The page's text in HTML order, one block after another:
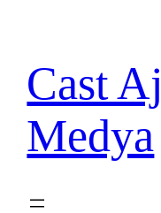
Cast
Medya